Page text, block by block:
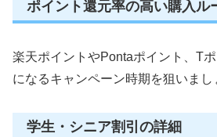
ポイント還元率の高い購入ル
楽天ポイントやPontaポイント、T
になるキャンペーン時期を狙いまし
学生・シニア割引の詳細